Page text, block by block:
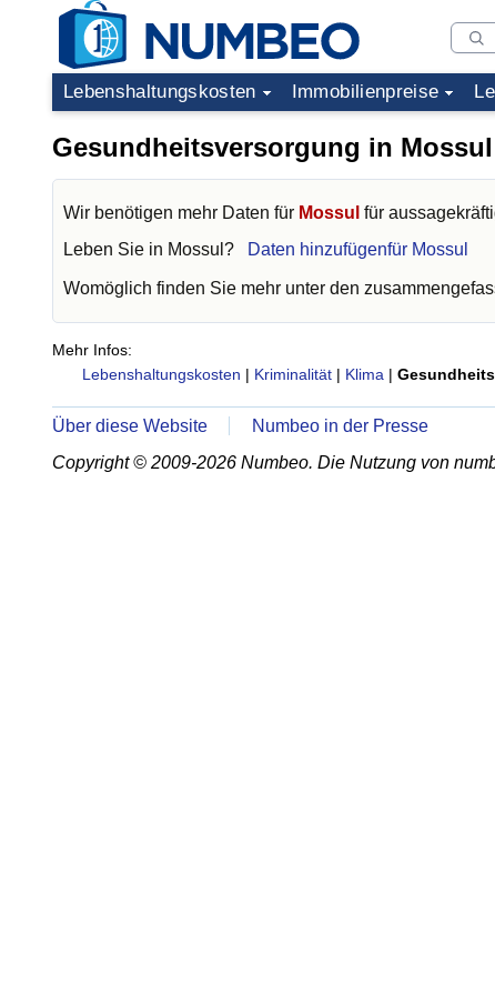
Lebenshaltungskosten Immobilienpreise
Gesundheitsversorgung in Mossul
Wir benötigen mehr Daten für Mossul für
Leben Sie in Mossul ? Daten hinzufügenfür Mossul
Womöglich finden Sie mehr unter den
Mehr Infos:
Lebenshaltungskosten | Kriminalität | Klima |
Über diese Website
Numbeo in der Presse
Copyright © 2009-2026 Numbeo. Die Nutzung von